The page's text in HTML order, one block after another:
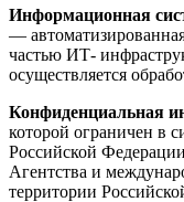
Информационная
—
частью ИТ-
осуществляется
Конфиденциальная
которой ограничен в
Российской
Агентства и
территории